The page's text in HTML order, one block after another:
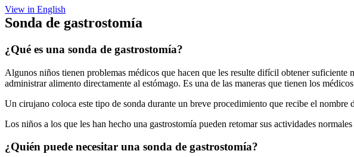
View in English
Sonda de gastrostomía
¿Qué es una sonda de gastrostomía?
Algunos niños tienen problemas médicos que hacen que les resulte difícil obtener
administrar alimento directamente al estómago. Es una de las maneras que tienen los
Un cirujano coloca este tipo de sonda durante un breve procedimiento que recibe el nombre
Los niños a los que les han hecho una gastrostomía pueden retomar sus actividades
¿Quién puede necesitar una sonda de gastrostomía?